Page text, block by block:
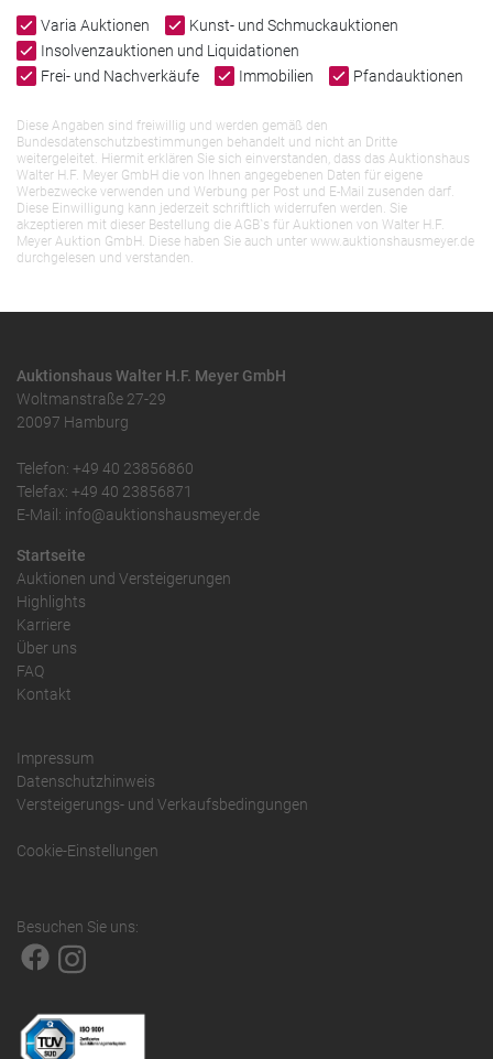
Varia Auktionen
Kunst- und Schmuckauktionen
Insolvenzauktionen und Liquidationen
Frei- und Nachverkäufe
Immobilien Pfandauktionen
Diese Angaben sind freiwillig und werden gemäß den
Bundesdatenschutzbestimmungen behandelt und nicht an Dritte
weitergeleitet. Hiermit erklären Sie sich einverstanden, dass das Auktionshaus
Walter H.F. Meyer GmbH die von Ihnen angegebenen Daten für eigene
Werbezwecke verwenden und Werbung per Post und E-Mail zusenden darf.
Diese Einwilligung kann jederzeit schriftlich widerrufen werden. Sie
akzeptieren mit dieser Bestellung die AGB`s für Auktionen von Walter H.F.
Meyer Auktion GmbH. Diese haben Sie auch unter www.auktionshausmeyer.de
durchgelesen und verstanden.
Auktionshaus Walter H.F. Meyer GmbH
Woltmanstraße 27-29
20097 Hamburg
Telefon: +49 40 23856860
Telefax: +49 40 23856871
E-Mail: info@auktionshausmeyer.de
Startseite
Auktionen und Versteigerungen
Highlights
Karriere
Über uns
FAQ
Kontakt
Impressum
Datenschutzhinweis
Versteigerungs- und Verkaufsbedingungen
Cookie-Einstellungen
Besuchen Sie uns: